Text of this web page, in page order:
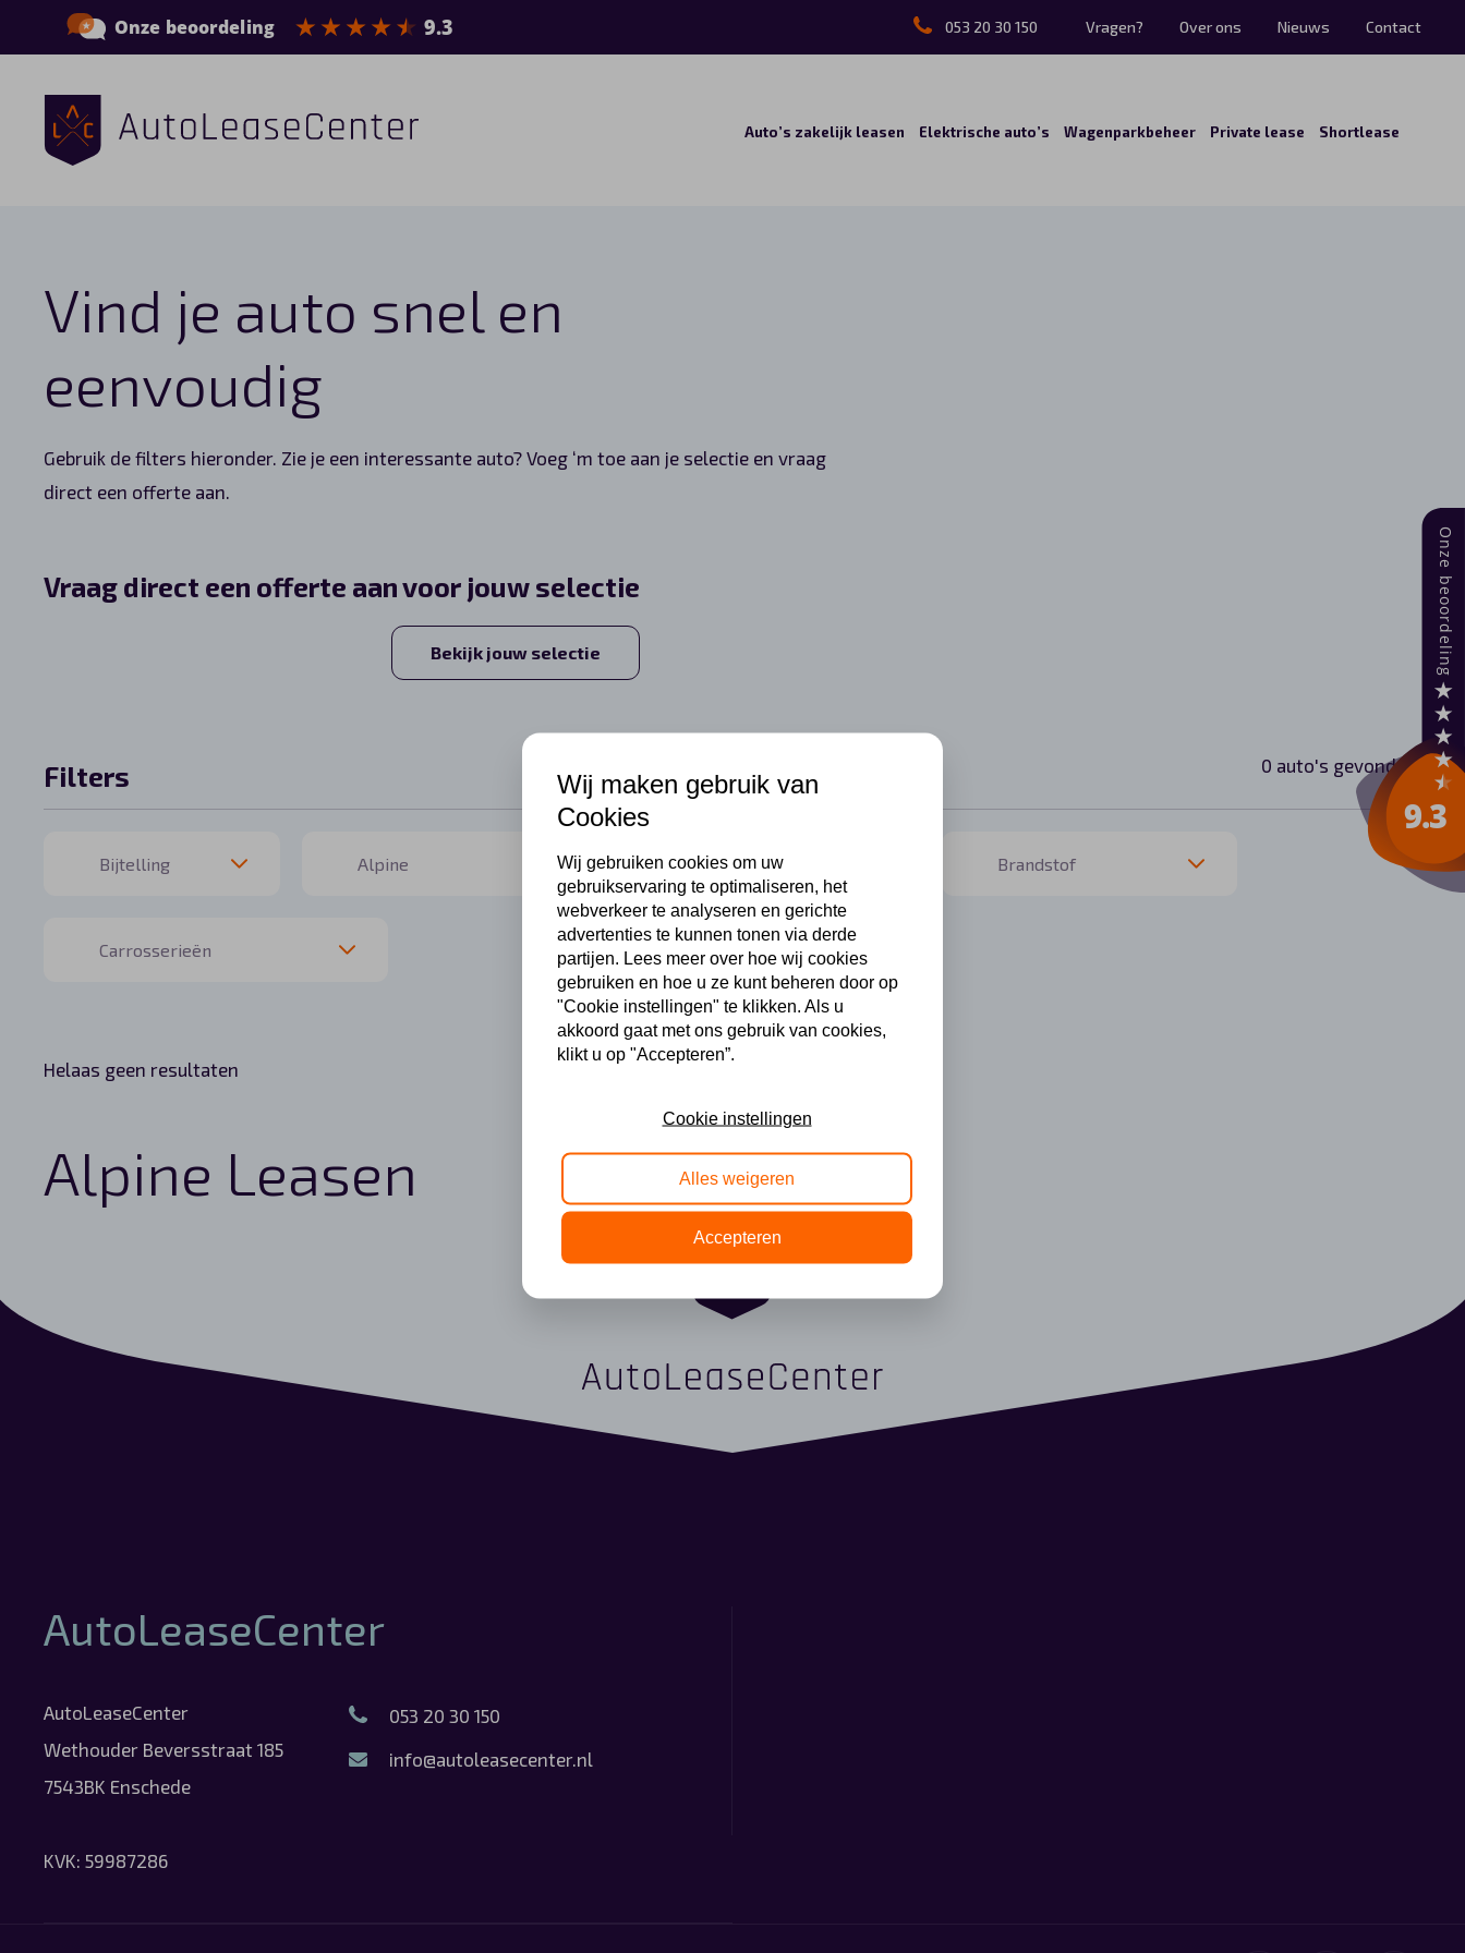
053 20 30 150 Vragen? Over ons Nieuws Contact
Auto’s zakelijk leasen Elektrische auto’s Wagenparkbeheer Private lease Shortlease
Vind je auto snel en
eenvoudig
Gebruik de filters hieronder. Zie je een interessante auto? Voeg ‘m toe aan je selectie en vraag
direct een offerte aan.
Vraag direct een offerte aan voor jouw selectie
Bekijk jouw selectie
Filters 0 auto's gevonden.
Helaas geen resultaten
Alpine Leasen
AutoLeaseCenter
AutoLeaseCenter
Wethouder Beversstraat 185
7543BK Enschede
KVK: 59987286
053 20 30 150
info@autoleasecenter.nl
Elektrische auto’s
Private lease
Shortlease
Wij maken gebruik van
Cookies
Wij gebruiken cookies om uw
gebruikservaring te optimaliseren, het
webverkeer te analyseren en gerichte
advertenties te kunnen tonen via derde
partijen. Lees meer over hoe wij cookies
gebruiken en hoe u ze kunt beheren door op
"Cookie instellingen" te klikken. Als u
akkoord gaat met ons gebruik van cookies,
klikt u op "Accepteren”.
Cookie instellingen
Alles weigeren
Accepteren